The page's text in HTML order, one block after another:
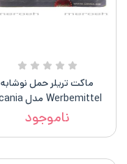
ماکت تریلر حمل نوشابه
Werbemittel مدل Scania
ناموجود